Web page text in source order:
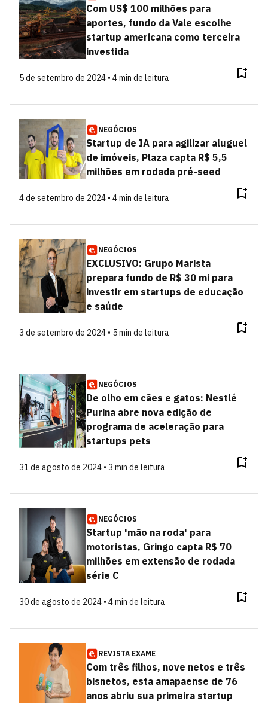
Com US$ 100 milhões para
aportes, fundo da Vale escolhe
startup americana como terceira
investida
5 de setembro de 2024 • 4 min de leitura
NEGÓCIOS
Startup de IA para agilizar aluguel
de imóveis, Plaza capta R$ 5,5
milhões em rodada pré-seed
4 de setembro de 2024 • 4 min de leitura
NEGÓCIOS
EXCLUSIVO: Grupo Marista
prepara fundo de R$ 30 mi para
investir em startups de educação
e saúde
3 de setembro de 2024 • 5 min de leitura
NEGÓCIOS
De olho em cães e gatos: Nestlé
Purina abre nova edição de
programa de aceleração para
startups pets
31 de agosto de 2024 • 3 min de leitura
NEGÓCIOS
Startup 'mão na roda' para
motoristas, Gringo capta R$ 70
milhões em extensão de rodada
série C
30 de agosto de 2024 • 4 min de leitura
REVISTA EXAME
Com três filhos, nove netos e três
bisnetos, esta amapaense de 76
anos abriu sua primeira startup